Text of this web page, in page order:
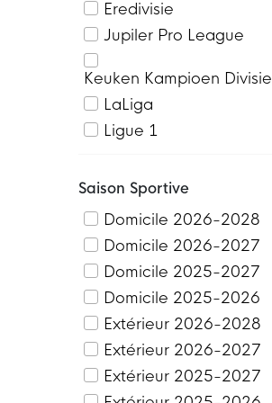
Eredivisie
Jupiler Pro League
Keuken Kampioen Divisie
LaLiga
Ligue 1
Premier League
Primeira Liga
Serie A
Super Lig
Équipes nationales
Saison Sportive
Domicile 2026-2028
Domicile 2026-2027
Domicile 2025-2027
Domicile 2025-2026
Extérieur 2026-2028
Extérieur 2026-2027
Extérieur 2025-2027